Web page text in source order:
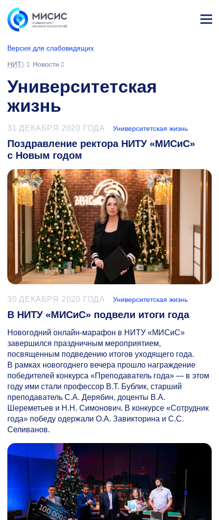
Версия для слабовидящих
НИТУ МИСИС
Новости
Университетская
жизнь
31 ДЕКАБРЯ 2020 ГОДА Университетская жизнь
Поздравление ректора НИТУ «МИСиС»
с Новым годом
30 ДЕКАБРЯ 2020 ГОДА Университетская жизнь
В НИТУ «МИСиС» подвели итоги года
Новогодний онлайн-марафон в НИТУ «МИСиС»
завершился праздничным мероприятием,
посвященным подведению итогов уходящего года.
В рамках новогоднего вечера прошло награждение
победителей конкурса «Преподаватель года» — в этом
году ими стали профессор В.Т. Бублик, старший
преподаватель С.А. Дерябин, доценты В.А.
Шереметьев и Н.Н. Симонович. В конкурсе «Сотрудник
года» победу одержали О.А. Завикторина и С.С.
Селиванов.